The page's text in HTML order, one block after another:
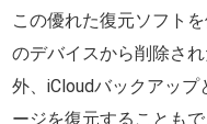
この優れた復元ソフト
のデバイスから削除さ
外、iCloudバックアッ
ージを復元することもで